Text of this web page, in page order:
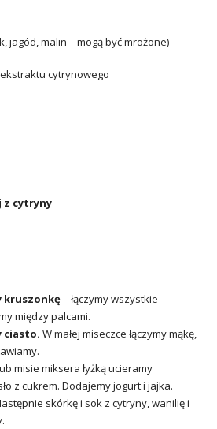
jagód, malin – mogą być mrożone)
cytrynowego
cytryny
kruszonkę– łączymy wszystkie
między palcami.
ciasto. W małej miseczce łączymy mąkę,
misie miksera łyżką ucieramy
z cukrem. Dodajemy jogurt i jajka.
skórkę i sok z cytryny, wanilię i